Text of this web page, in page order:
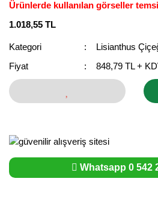
Ürünlerde kullanılan görseller
1.018,55 TL
Kategori
Lisianthus
Fiyat
848,79 TL +
Whatsapp 0 542